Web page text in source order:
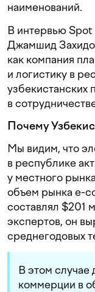
наименований.
В интервью Spot
Джамшид
как компания
и логистику в
узбекистанских
в
Почему
Мы видим, что
в республике
у местного
объем рынка e-
составлял $201
экспертов, он
среднегодовых
В этом случае
коммерции в